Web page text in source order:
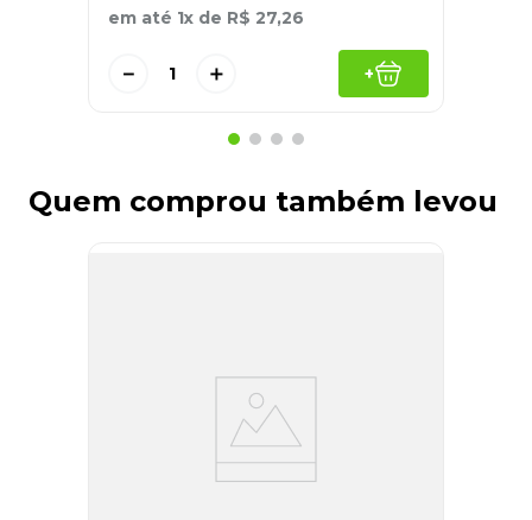
em até 1x de R$ 27,26
＋
－ +
Quem comprou também levou